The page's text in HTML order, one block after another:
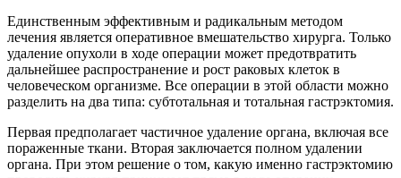
Единственным эффективным и радикальным методом
лечения является оперативное вмешательство хирурга. Только
удаление опухоли в ходе операции может предотвратить
дальнейшее распространение и рост раковых клеток в
человеческом организме. Все операции в этой области можно
разделить на два типа: субтотальная и тотальная гастрэктомия.
Первая предполагает частичное удаление органа, включая все
пораженные ткани. Вторая заключается полном удалении
органа. При этом решение о том, какую именно гастрэктомию